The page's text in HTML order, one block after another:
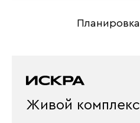
Планировка
Живой комплекс